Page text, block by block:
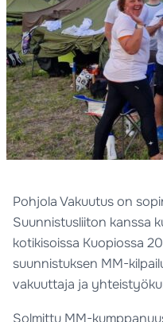
Pohjola Vakuutus on
Suunnistusliiton kanssa
kotikisoissa Kuopiossa
suunnistuksen MM-
vakuuttaja ja
Solmittu MM-